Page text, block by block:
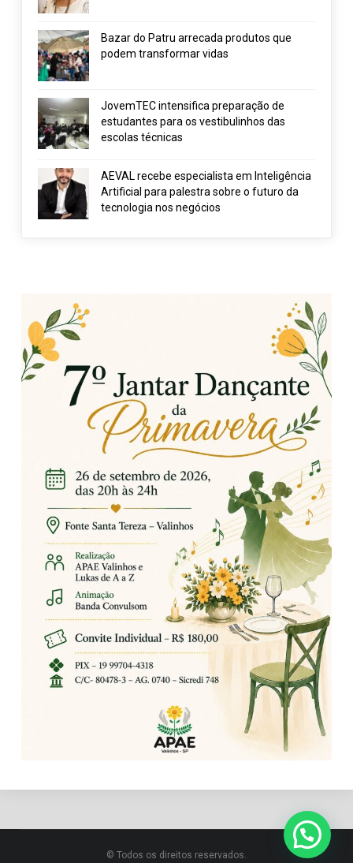
Bazar do Patru arrecada produtos que
podem transformar vidas
JovemTEC intensifica preparação de
estudantes para os vestibulinhos das
escolas técnicas
AEVAL recebe especialista em Inteligência
Artificial para palestra sobre o futuro da
tecnologia nos negócios
© Todos os direitos reservados.